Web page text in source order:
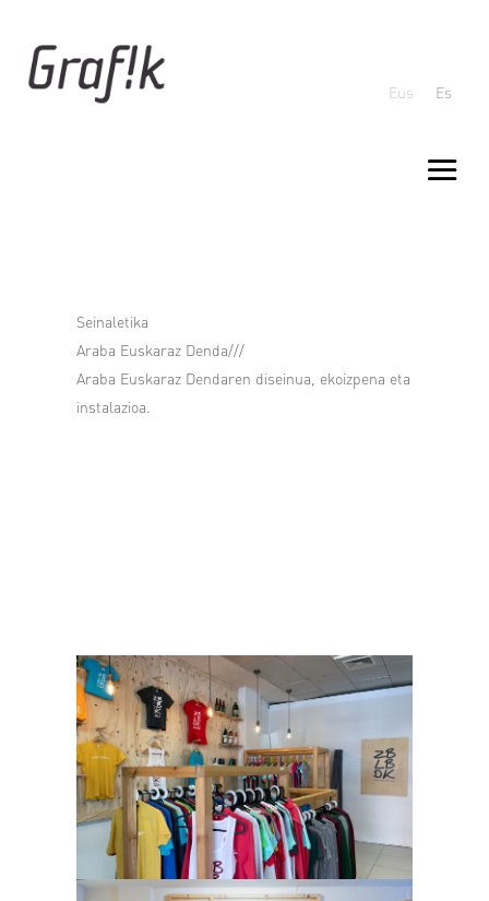
Eus Es
Seinaletika
Araba Euskaraz Denda///
Araba Euskaraz Dendaren diseinua, ekoizpena eta
instalazioa.